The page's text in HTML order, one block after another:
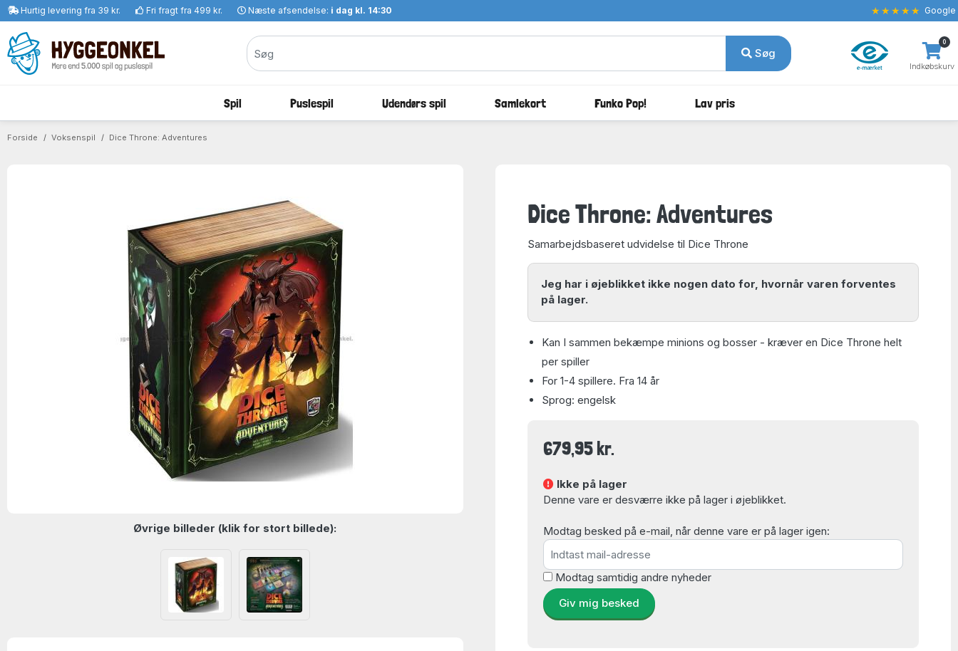
Hurtig levering fra 39 kr. Fri fragt fra 499 kr. Næste afsendelse: i dag kl. 14:30 ★★★★★ Google
Søg
Indkøbskurv
0
Spil Puslespil Udendørs spil Samlekort Funko Pop! Lav pris
Forside Voksenspil Dice Throne: Adventures
Øvrige billeder (klik for stort billede):
Dice Throne: Adventures
Samarbejdsbaseret udvidelse til Dice Throne
Jeg har i øjeblikket ikke nogen dato for, hvornår varen forventes
på lager.
Kan I sammen bekæmpe minions og bosser - kræver en Dice Throne helt
per spiller
For 1-4 spillere. Fra 14 år
Sprog: engelsk
679,95 kr.
Ikke på lager
Denne vare er desværre ikke på lager i øjeblikket.
Modtag besked på e-mail, når denne vare er på lager igen:
Modtag samtidig andre nyheder
Giv mig besked